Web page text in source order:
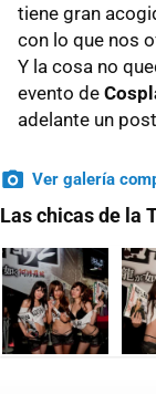
tiene gran
con lo que nos
Y la cosa no
evento de
adelante un
Ver galería
Las chicas de la